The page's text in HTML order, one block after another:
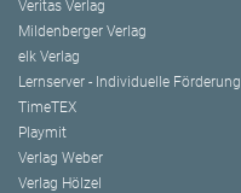
Veritas Verlag
Mildenberger Verlag
elk Verlag
Lernserver - Individuelle Förderung
TimeTEX
Playmit
Verlag Weber
Verlag Hölzel